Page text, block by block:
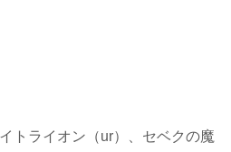
トライオン（ur）、セベクの魔